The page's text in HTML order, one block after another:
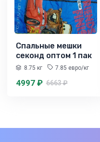
Спальные мешки
секонд оптом 1 пак
8.75 кг 7.85 евро/кг
4997 ₽ 6663 ₽